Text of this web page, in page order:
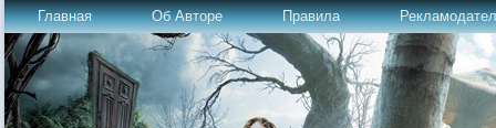
Главная Об Авторе Правила